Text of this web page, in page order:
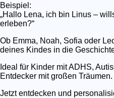
Beispiel:
„Hallo Lena, ich bin Linus –
erleben?“
Ob Emma, Noah, Sofia oder
deines Kindes in die
Ideal für Kinder mit ADHS,
Entdecker mit großen Träumen.
Jetzt entdecken und